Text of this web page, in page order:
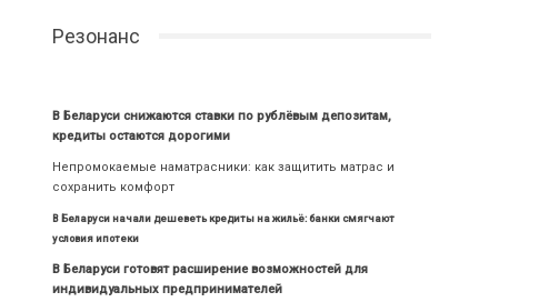
Резонанс
В Беларуси снижаются ставки по рублёвым депозитам,
кредиты остаются дорогими
Непромокаемые наматрасники: как защитить матрас и
сохранить комфорт
В Беларуси начали дешеветь кредиты на жильё: банки смягчают
условия ипотеки
В Беларуси готовят расширение возможностей для
индивидуальных предпринимателей